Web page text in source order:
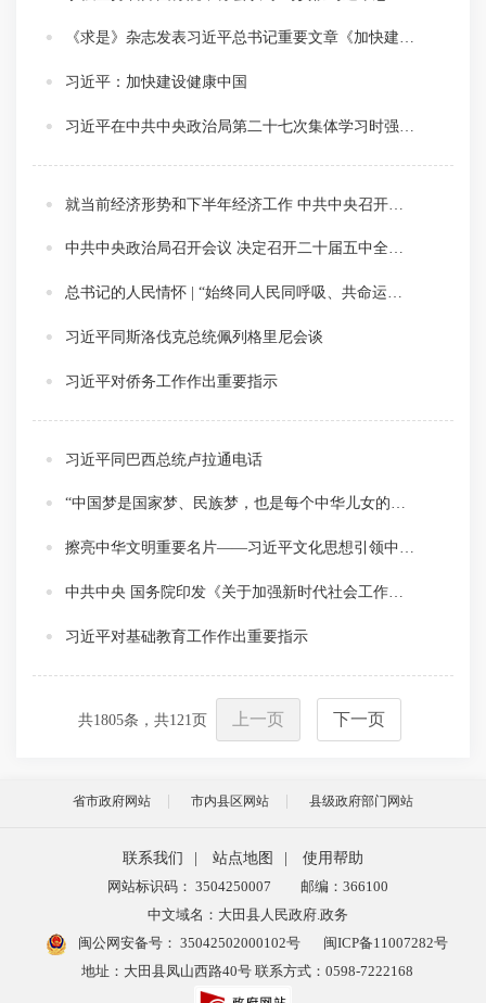
《求是》杂志发表习近平总书记重要文章《加快建设健康中国》
习近平：加快建设健康中国
中共中央政治局召开会议 决定召开二十届五中全会 分析研究当前经济形势和经济工作 中共中央总书记习近平主持会议
总书记的人民情怀 | “始终同人民同呼吸、共命运、心连心”
习近平同斯洛伐克总统佩列格里尼会谈
习近平对侨务工作作出重要指示
习近平同巴西总统卢拉通电话
“中国梦是国家梦、民族梦，也是每个中华儿女的梦”——习近平总书记关于侨务工作的重要论述凝聚共同致力民族复兴的强大力量
擦亮中华文明重要名片——习近平文化思想引领中国世界遗产申报保护工作壮阔实践
习近平对基础教育工作作出重要指示
共1805条，共121页 上一页 下一页
省市政府网站 市内县区网站 县级政府部门网站
联系我们 | 站点地图 |
使用帮助
网站标识码： 3504250007
邮编：366100
中文域名：大田县人民政府.政务
闽公网安备号： 35042502000102号
闽ICP备11007282号
地址：大田县凤山西路40号 联系方式：0598-7222168